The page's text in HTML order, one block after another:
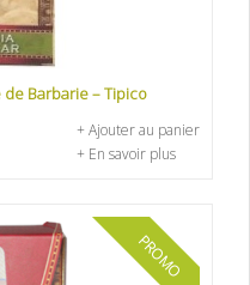
de Barbarie – Tipico
+ Ajouter au panier
+ En savoir plus
PROMO